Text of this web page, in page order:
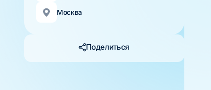
Москва
Поделиться